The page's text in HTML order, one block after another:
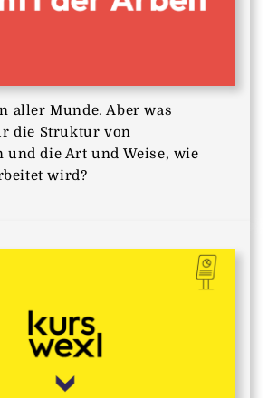
aller Munde. Aber was
die Struktur von
und die Art und Weise, wie
wird?